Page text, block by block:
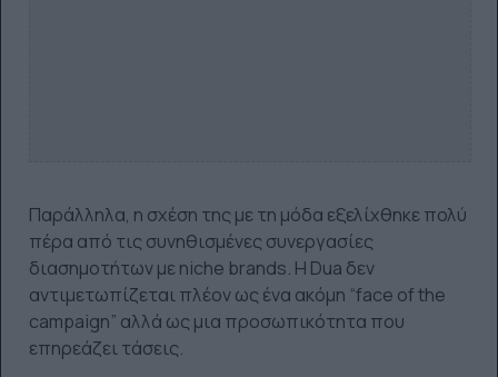
Παράλληλα, η σχέση της με τη μόδα εξελίχθηκε πολύ
πέρα από τις συνηθισμένες συνεργασίες
διασημοτήτων με niche brands. Η Dua δεν
αντιμετωπίζεται πλέον ως ένα ακόμη “face of the
campaign” αλλά ως μια προσωπικότητα που
επηρεάζει τάσεις.